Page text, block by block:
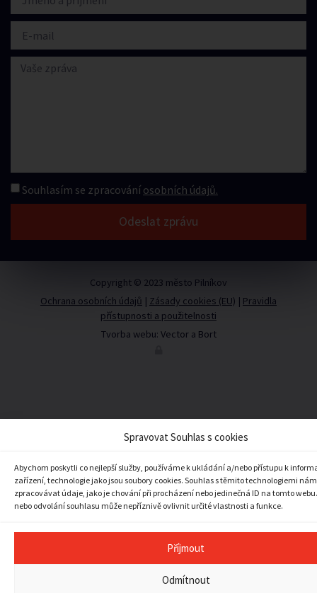
Spravovat Souhlas s cookies
Abychom poskytli co nejlepší služby, používáme k ukládání a/nebo přístupu k
zařízení, technologie jako jsou soubory cookies. Souhlas s těmito technologiemi
zpracovávat údaje, jako je chování při procházení nebo jedinečná ID na tomto
nebo odvolání souhlasu může nepříznivě ovlivnit určité vlastnosti a funkce.
Příjmout
Odmítnout
Souhlasím se zpracování osobních údajů.
Odeslat zprávu
Copyright © 2023 město Pilníkov
Ochrana osobních údajů | Zásady cookies (EU) | Pravidla
přístupnosti a použitelnosti
Tvorba webu: Vectora Bort